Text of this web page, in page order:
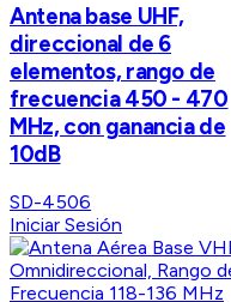
Antena base UHF,
direccional de 6
elementos, rango de
frecuencia 450 - 470
MHz, con ganancia de
10dB
SD-4506
Iniciar Sesión